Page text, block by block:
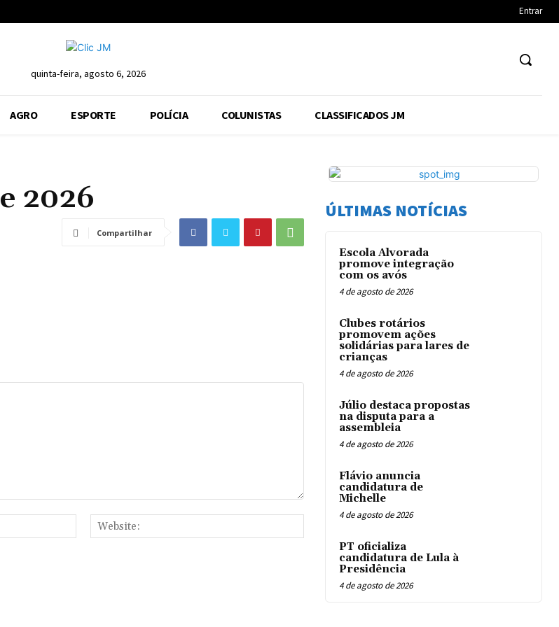
Entrar
quinta-feira, agosto 6, 2026
AGRO ESPORTE POLÍCIA COLUNISTAS CLASSIFICADOS JM
2026
Compartilhar
Email:* Website:
ÚLTIMAS NOTÍCIAS
Escola Alvorada
promove integração
com os avós
4 de agosto de 2026
Clubes rotários
promovem ações
solidárias para lares de
crianças
4 de agosto de 2026
Júlio destaca propostas
na disputa para a
assembleia
4 de agosto de 2026
Flávio anuncia
candidatura de
Michelle
4 de agosto de 2026
PT oficializa
candidatura de Lula à
Presidência
4 de agosto de 2026